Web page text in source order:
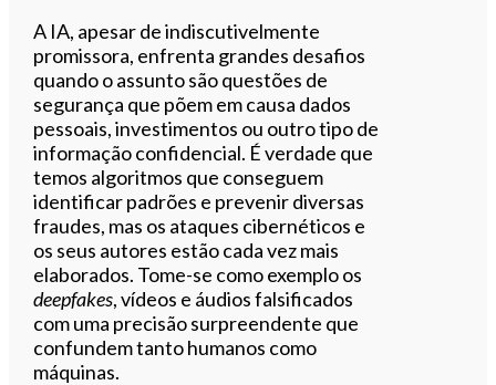
A IA, apesar de indiscutivelmente
promissora, enfrenta grandes desafios
quando o assunto são questões de
segurança que põem em causa dados
pessoais, investimentos ou outro tipo de
informação confidencial. É verdade que
temos algoritmos que conseguem
identificar padrões e prevenir diversas
fraudes, mas os ataques cibernéticos e
os seus autores estão cada vez mais
elaborados. Tome-se como exemplo os
deepfakes, vídeos e áudios falsificados
com uma precisão surpreendente que
confundem tanto humanos como
máquinas.